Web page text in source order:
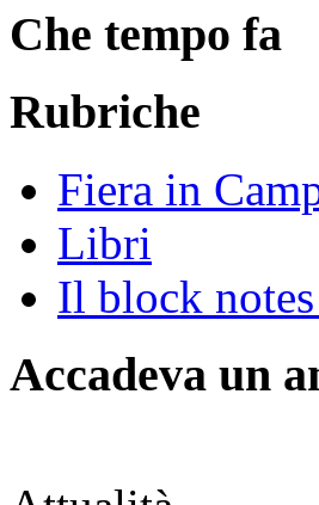
Che tempo fa
Rubriche
Fiera in
Libri
Il block
Accadeva un